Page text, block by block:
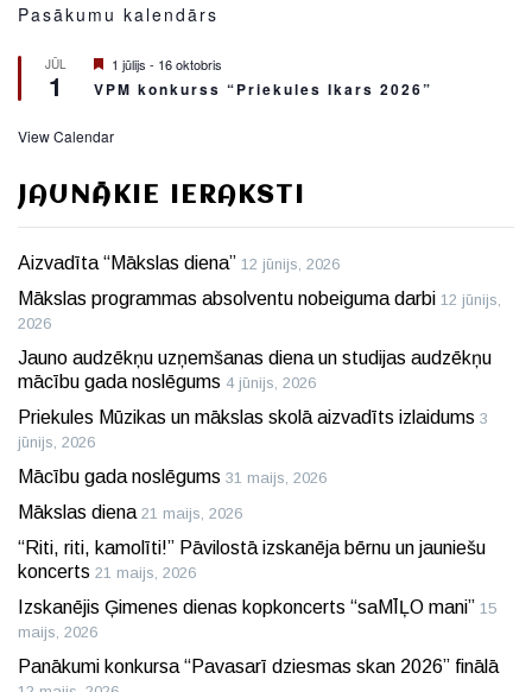
Pasākumu kalendārs
JŪL
1
Featured
1 jūlijs - 16 oktobris
VPM konkurss “Priekules Ikars 2026”
View Calendar
JAUNĀKIE IERAKSTI
Aizvadīta “Mākslas diena” 12 jūnijs, 2026
Mākslas programmas absolventu nobeiguma darbi 12 jūnijs,
2026
Jauno audzēkņu uzņemšanas diena un studijas audzēkņu
mācību gada noslēgums 4 jūnijs, 2026
Priekules Mūzikas un mākslas skolā aizvadīts izlaidums 3
jūnijs, 2026
Mācību gada noslēgums 31 maijs, 2026
Mākslas diena 21 maijs, 2026
“Riti, riti, kamolīti!” Pāvilostā izskanēja bērnu un jauniešu
koncerts 21 maijs, 2026
Izskanējis Ģimenes dienas kopkoncerts “saMĪĻO mani” 15
maijs, 2026
Panākumi konkursa “Pavasarī dziesmas skan 2026” finālā